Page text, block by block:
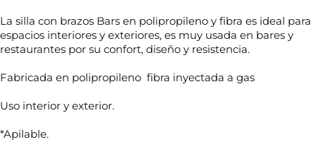
La silla con brazos Bars en polipropileno y fibra es ideal para
espacios interiores y exteriores, es muy usada en bares y
restaurantes por su confort, diseño y resistencia.
Fabricada en polipropileno fibra inyectada a gas
Uso interior y exterior.
*Apilable.